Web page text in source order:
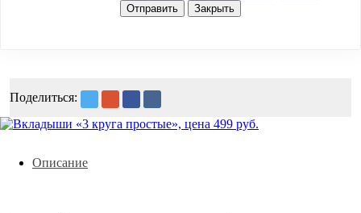
Отправить Закрыть
Поделиться:
Описание